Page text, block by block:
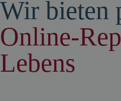
Wir bieten
Online-
Lebens